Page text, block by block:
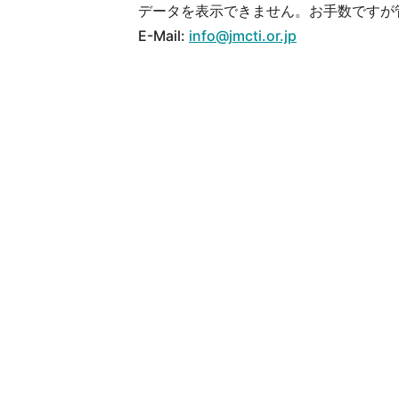
データを表示できません。お手数です
E-Mail: info@jmcti.or.jp